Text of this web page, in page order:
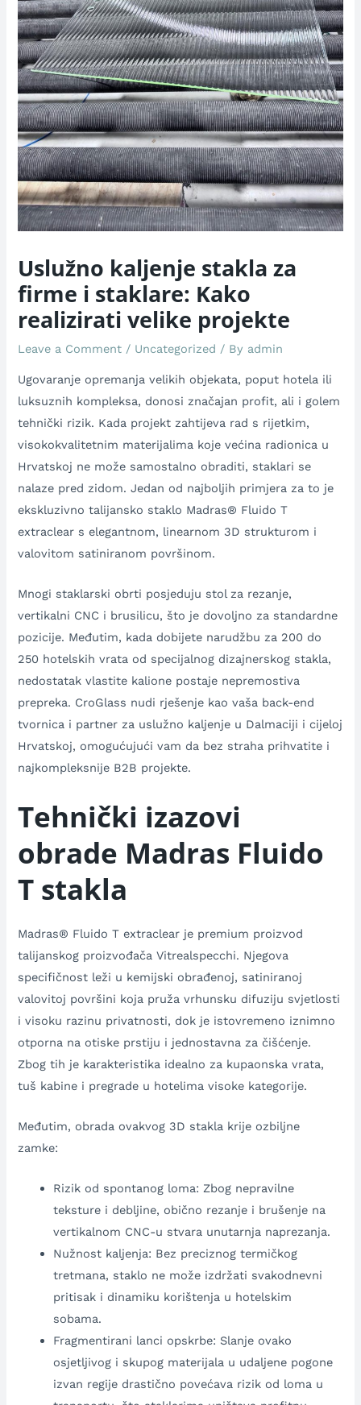
Uslužno kaljenje stakla za
firme i staklare: Kako
realizirati velike projekte
Leave a Comment / Uncategorized / By admin
Ugovaranje opremanja velikih objekata, poput hotela ili
luksuznih kompleksa, donosi značajan profit, ali i golem
tehnički rizik. Kada projekt zahtijeva rad s rijetkim,
visokokvalitetnim materijalima koje većina radionica u
Hrvatskoj ne može samostalno obraditi, staklari se
nalaze pred zidom. Jedan od najboljih primjera za to je
ekskluzivno talijansko staklo Madras® Fluido T
extraclear s elegantnom, linearnom 3D strukturom i
valovitom satiniranom površinom.
Mnogi staklarski obrti posjeduju stol za rezanje,
vertikalni CNC i brusilicu, što je dovoljno za standardne
pozicije. Međutim, kada dobijete narudžbu za 200 do
250 hotelskih vrata od specijalnog dizajnerskog stakla,
nedostatak vlastite kalione postaje nepremostiva
prepreka. CroGlass nudi rješenje kao vaša back-end
tvornica i partner za uslužno kaljenje u Dalmaciji i cijeloj
Hrvatskoj, omogućujući vam da bez straha prihvatite i
najkompleksnije B2B projekte.
Tehnički izazovi
obrade Madras Fluido
T stakla
Madras® Fluido T extraclear je premium proizvod
talijanskog proizvođača Vitrealspecchi. Njegova
specifičnost leži u kemijski obrađenoj, satiniranoj
valovitoj površini koja pruža vrhunsku difuziju svjetlosti
i visoku razinu privatnosti, dok je istovremeno iznimno
otporna na otiske prstiju i jednostavna za čišćenje.
Zbog tih je karakteristika idealno za kupaonska vrata,
tuš kabine i pregrade u hotelima visoke kategorije.
Međutim, obrada ovakvog 3D stakla krije ozbiljne
zamke:
Rizik od spontanog loma: Zbog nepravilne
teksture i debljine, obično rezanje i brušenje na
vertikalnom CNC-u stvara unutarnja naprezanja.
Nužnost kaljenja: Bez preciznog termičkog
tretmana, staklo ne može izdržati svakodnevni
pritisak i dinamiku korištenja u hotelskim
sobama.
Fragmentirani lanci opskrbe: Slanje ovako
osjetljivog i skupog materijala u udaljene pogone
izvan regije drastično povećava rizik od loma u